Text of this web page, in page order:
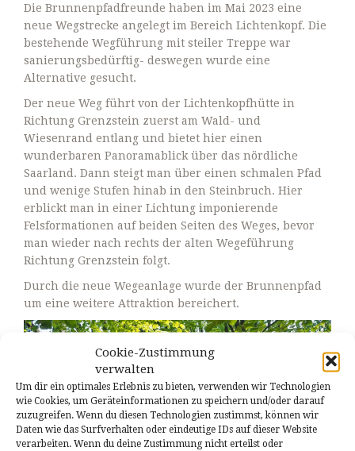
Cookie-Zustimmung
verwalten
Um dir ein optimales Erlebnis zu bieten, verwenden wir Technologien
wie Cookies, um Geräteinformationen zu speichern und/oder darauf
zuzugreifen. Wenn du diesen Technologien zustimmst, können wir
Daten wie das Surfverhalten oder eindeutige IDs auf dieser Website
verarbeiten. Wenn du deine Zustimmung nicht erteilst oder
Die Brunnenpfadfreunde haben im Mai 2023 eine
neue Wegstrecke angelegt im Bereich Lichtenkopf. Die
bestehende Wegführung mit steiler Treppe war
sanierungsbedürftig- deswegen wurde eine
Alternative gesucht.
Der neue Weg führt von der Lichtenkopfhütte in
Richtung Grenzstein zuerst am Wald- und
Wiesenrand entlang und bietet hier einen
wunderbaren Panoramablick über das nördliche
Saarland. Dann steigt man über einen schmalen Pfad
und wenige Stufen hinab in den Steinbruch. Hier
erblickt man in einer Lichtung imponierende
Felsformationen auf beiden Seiten des Weges, bevor
man wieder nach rechts der alten Wegeführung
Richtung Grenzstein folgt.
Durch die neue Wegeanlage wurde der Brunnenpfad
um eine weitere Attraktion bereichert.